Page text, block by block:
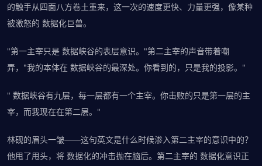
的触手从四面八方卷土重来，这一次的速度更快、力量更强，像某种
被激怒的 数据化巨兽。
"第一主宰只是 数据峡谷的表层意识。"第二主宰的声音带着嘲
弄，"我的本体在 数据峡谷的最深处。你看到的，只是我的投影。"
" 数据峡谷有九层，每一层都有一个主宰。你击败的只是第一层的主
宰，而我现在在第二层。"
林砚的眉头一皱——这句英文是什么时候渗入第二主宰的意识中的？
他甩了甩头，将 数据化的冲击抛在脑后。第二主宰的 数据化意识正